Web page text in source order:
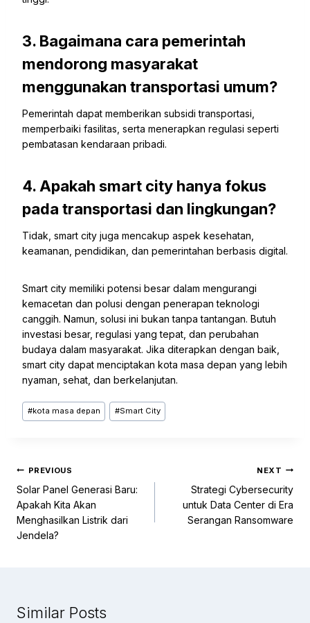
3. Bagaimana cara pemerintah
mendorong masyarakat
menggunakan transportasi umum?
Pemerintah dapat memberikan subsidi transportasi,
memperbaiki fasilitas, serta menerapkan regulasi seperti
pembatasan kendaraan pribadi.
4. Apakah smart city hanya fokus
pada transportasi dan lingkungan?
Tidak, smart city juga mencakup aspek kesehatan,
keamanan, pendidikan, dan pemerintahan berbasis digital.
Smart city memiliki potensi besar dalam mengurangi
kemacetan dan polusi dengan penerapan teknologi
canggih. Namun, solusi ini bukan tanpa tantangan. Butuh
investasi besar, regulasi yang tepat, dan perubahan
budaya dalam masyarakat. Jika diterapkan dengan baik,
smart city dapat menciptakan kota masa depan yang lebih
nyaman, sehat, dan berkelanjutan.
#kota masa depan #Smart City
PREVIOUS
Solar Panel Generasi Baru:
Apakah Kita Akan
Menghasilkan Listrik dari
Jendela?
NEXT
Strategi Cybersecurity
untuk Data Center di Era
Serangan Ransomware
Similar Posts